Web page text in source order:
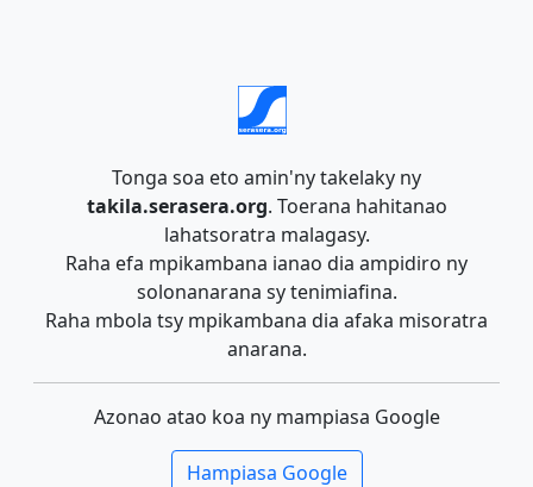
Tonga soa eto amin'ny takelaky ny
takila.serasera.org. Toerana hahitanao
lahatsoratra malagasy.
Raha efa mpikambana ianao dia ampidiro ny
solonanarana sy tenimiafina.
Raha mbola tsy mpikambana dia afaka misoratra
anarana.
Azonao atao koa ny mampiasa Google
Hampiasa Google